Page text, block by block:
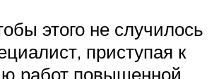
этого не случилось
приступая к
работ повышенной